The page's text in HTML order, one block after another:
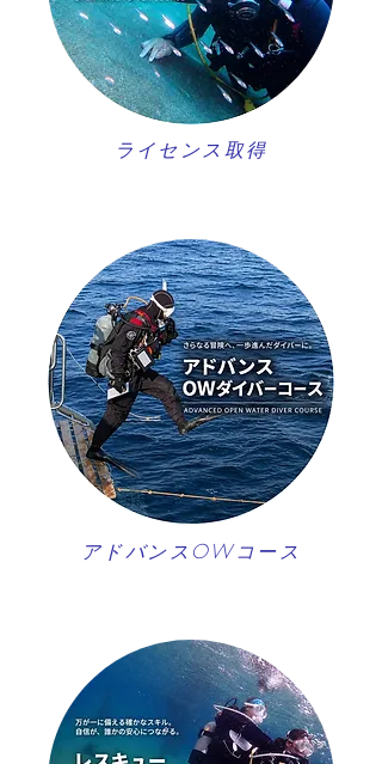
ライセンス取得
アドバンスOWコース